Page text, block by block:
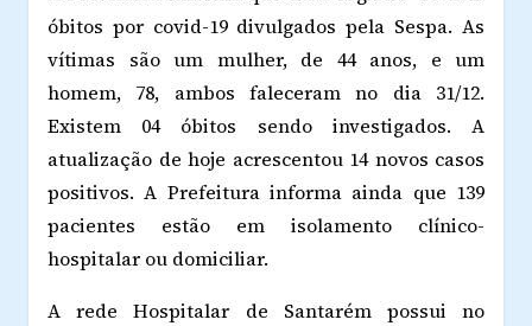
óbitos por covid-19 divulgados pela Sespa. As
vítimas são um mulher, de 44 anos, e um
homem, 78, ambos faleceram no dia 31/12.
Existem 04 óbitos sendo investigados. A
atualização de hoje acrescentou 14 novos casos
positivos. A Prefeitura informa ainda que 139
pacientes estão em isolamento clínico-
hospitalar ou domiciliar.
A rede Hospitalar de Santarém possui no